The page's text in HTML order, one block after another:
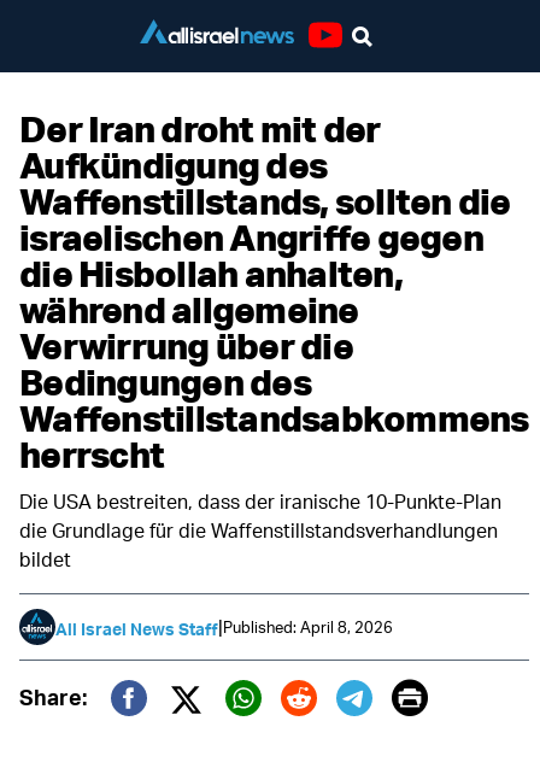
Der Iran droht mit der
Aufkündigung des
Waffenstillstands, sollten die
israelischen Angriffe gegen
die Hisbollah anhalten,
während allgemeine
Verwirrung über die
Bedingungen des
Waffenstillstandsabkommens
herrscht
Die USA bestreiten, dass der iranische 10-Punkte-Plan
die Grundlage für die Waffenstillstandsverhandlungen
bildet
All Israel News Staff|Published: April 8, 2026
Share:
Twitter (X)
Print